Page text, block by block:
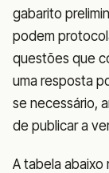
gabarito
podem
questões que
uma resposta
se necessário,
de publicar a
A tabela abaixo